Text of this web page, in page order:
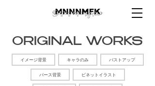
ORIGINAL WORKS
イメージ背景 キャラのみ バストアップ
パース背景 ビネットイラスト